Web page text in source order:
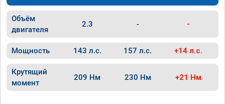
Объём
двигателя
2.3 - -
Мощность 143 л.с. 157 л.с. +14 л.с.
Крутящий
момент
209 Нм 230 Нм +21 Нм